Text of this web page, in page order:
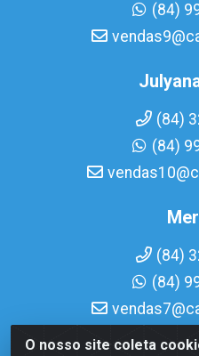
O nosso site coleta
(84)
(84)
(84)
(84)
(84)